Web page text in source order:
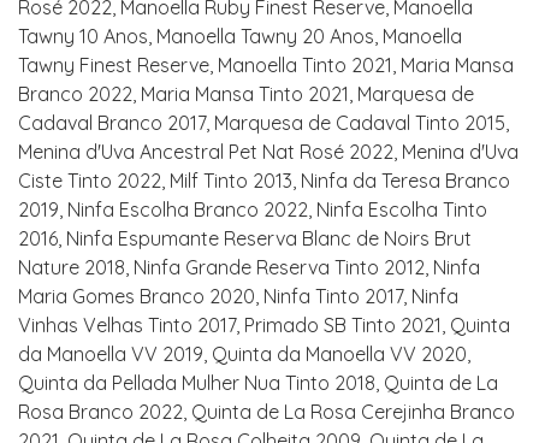
Rosé 2022, Manoella Ruby Finest Reserve, Manoella
Tawny 10 Anos, Manoella Tawny 20 Anos, Manoella
Tawny Finest Reserve, Manoella Tinto 2021, Maria Mansa
Branco 2022, Maria Mansa Tinto 2021, Marquesa de
Cadaval Branco 2017, Marquesa de Cadaval Tinto 2015,
Menina d'Uva Ancestral Pet Nat Rosé 2022, Menina d'Uva
Ciste Tinto 2022, Milf Tinto 2013, Ninfa da Teresa Branco
2019, Ninfa Escolha Branco 2022, Ninfa Escolha Tinto
2016, Ninfa Espumante Reserva Blanc de Noirs Brut
Nature 2018, Ninfa Grande Reserva Tinto 2012, Ninfa
Maria Gomes Branco 2020, Ninfa Tinto 2017, Ninfa
Vinhas Velhas Tinto 2017, Primado SB Tinto 2021, Quinta
da Manoella VV 2019, Quinta da Manoella VV 2020,
Quinta da Pellada Mulher Nua Tinto 2018, Quinta de La
Rosa Branco 2022, Quinta de La Rosa Cerejinha Branco